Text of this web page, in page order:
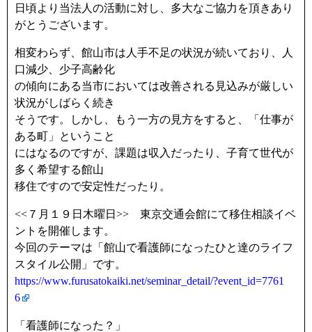
日頃より当法人の活動に対し、多大なご協力を頂きあり
がとうございます。
相変わらず、館山市は人手不足の状況が続いており、人
口減少、少子高齢化
の傾向にある当市においては改善される見込みが厳しい
状況がしばらく続き
そうです。しかし、もう一方の見方をすると、「仕事が
ある町」ということ
にはなるのですが、課題は収入だったり、子育て世代が
多く希望する館山
移住ですので安定性だったり。
<<７月１９日木曜日>> 東京交通会館にて移住相談イベ
ントを開催します。
今回のテーマは「館山で看護師になったひと達のライフ
スタイル公開」です。
https://www.furusatokaiki.net/seminar_detail/?event_id=7761
6
「看護師になった？」